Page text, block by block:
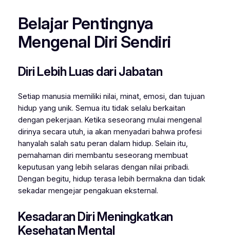
Belajar Pentingnya
Mengenal Diri Sendiri
Diri Lebih Luas dari Jabatan
Setiap manusia memiliki nilai, minat, emosi, dan tujuan
hidup yang unik. Semua itu tidak selalu berkaitan
dengan pekerjaan. Ketika seseorang mulai mengenal
dirinya secara utuh, ia akan menyadari bahwa profesi
hanyalah salah satu peran dalam hidup. Selain itu,
pemahaman diri membantu seseorang membuat
keputusan yang lebih selaras dengan nilai pribadi.
Dengan begitu, hidup terasa lebih bermakna dan tidak
sekadar mengejar pengakuan eksternal.
Kesadaran Diri Meningkatkan
Kesehatan Mental